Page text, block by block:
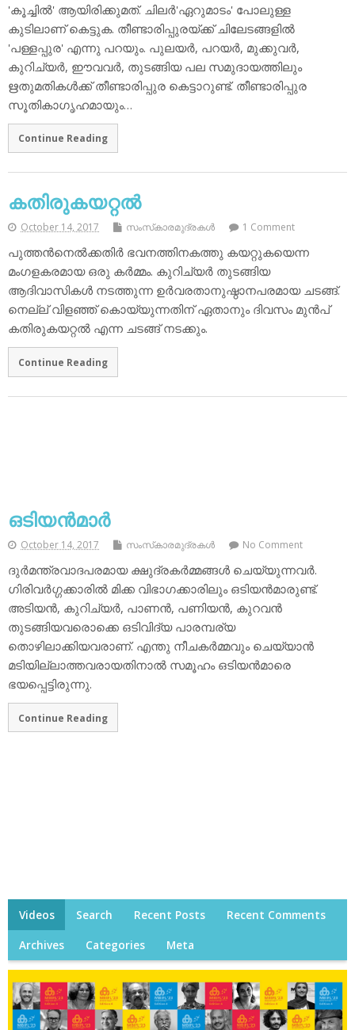
'കൂച്ചില്‍' ആയിരിക്കുമത്. ചിലര്‍'ഏറുമാടം' പോലുള്ള
കുടിലാണ് കെട്ടുക. തീണ്ടാരിപ്പുരയ്ക്ക് ചിലേടങ്ങളില്‍
'പള്ളപ്പുര' എന്നു പറയും. പുലയര്‍, പറയര്‍, മുക്കുവര്‍,
കുറിച്യര്‍, ഈവവര്‍, തുടങ്ങിയ പല സമുദായത്തിലും
ഋതുമതികള്‍ക്ക് തീണ്ടാരിപ്പുര കെട്ടാറുണ്ട്. തീണ്ടാരിപ്പുര
സൂതികാഗൃഹമായും…
Continue Reading
കതിരുകയറ്റല്‍
October 14, 2017 സംസ്‌കാരമുദ്രകള്‍ 1 Comment
പുത്തന്‍നെല്‍ക്കതിര്‍ ഭവനത്തിനകത്തു കയറ്റുകയെന്ന
മംഗളകരമായ ഒരു കര്‍മ്മം. കുറിച്യര്‍ തുടങ്ങിയ
ആദിവാസികള്‍ നടത്തുന്ന ഉര്‍വരതാനുഷ്ഠാനപരമായ ചടങ്ങ്.
നെല്ല് വിളഞ്ഞ് കൊയ്യുന്നതിന് ഏതാനും ദിവസം മുന്‍പ്
കതിരുകയറ്റല്‍ എന്ന ചടങ്ങ് നടക്കും.
Continue Reading
ഒടിയന്‍മാര്‍
October 14, 2017 സംസ്‌കാരമുദ്രകള്‍ No Comment
ദുര്‍മന്ത്രവാദപരമായ ക്ഷുദ്രകര്‍മ്മങ്ങള്‍ ചെയ്യുന്നവര്‍.
ഗിരിവര്‍ഗ്ഗക്കാരില്‍ മിക്ക വിഭാഗക്കാരിലും ഒടിയന്‍മാരുണ്ട്.
അടിയന്‍, കുറിച്യര്‍, പാണന്‍, പണിയന്‍, കുറവന്‍
തുടങ്ങിയവരൊക്കെ ഒടിവിദ്യ പാരമ്പര്യ
തൊഴിലാക്കിയവരാണ്. എന്തു നീചകര്‍മ്മവും ചെയ്യാന്‍
മടിയില്ലാത്തവരായതിനാല്‍ സമൂഹം ഒടിയന്‍മാരെ
ഭയപ്പെട്ടിരുന്നു.
Continue Reading
Videos Search Recent Posts Recent Comments
Archives Categories Meta